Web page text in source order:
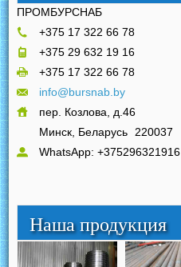
ПРОМБУРСНАБ
+375 17 322 66 78
+375 29 632 19 16
+375 17 322 66 78
info@bursnab.by
пер. Козлова, д.46
Минск, Беларусь 220037
WhatsApp: +375296321916
Наша продукция